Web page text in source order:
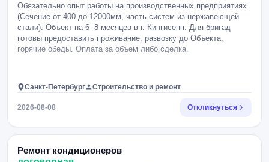
Обязательно опыт работы на производственных предприятиях.
(Сечение от 400 до 12000мм, часть систем из нержавеющей
стали). Объект на 6 -8 месяцев в г. Кингисепп. Для бригад
готовы предоставить проживание, развозку до Объекта,
горячие обеды. Оплата за объем либо сделка.
Санкт-Петербург Строительство и ремонт
2026-08-08 Откликнуться
Ремонт кондиционеров